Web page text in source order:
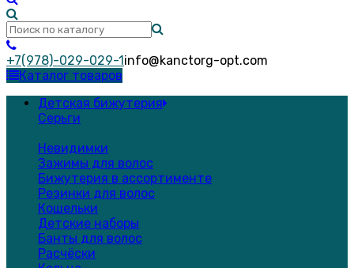
+7(978)-029-029-1info@kanctorg-opt.com
Каталог товаров
Детская бижутерия
Серьги
Невидимки
Зажимы для волос
Бижутерия в ассортименте
Резинки для волос
Кошельки
Детские наборы
Банты для волос
Расчёски